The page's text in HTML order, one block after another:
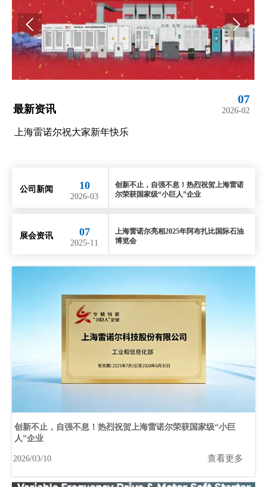
2026-02
创新不止，自强不息！热烈祝贺上海雷诺尔荣获
 
公司新闻 10
2026-03
创新不止，自强不息！热烈祝贺上海雷诺
尔荣获国家级“小巨人”企业
展会资讯 07
2025-11
上海雷诺尔亮相2025年阿布扎比国际石油
博览会
创新不止，自强不息！热烈祝贺上海雷诺尔荣获国家级“小巨
人”企业
2026/03/10 查看更多